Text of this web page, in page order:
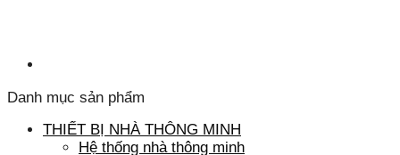
Danh mục sản phẩm
THIẾT BỊ NHÀ THÔNG MINH
Hệ thống nhà thông minh